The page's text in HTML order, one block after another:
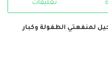
RSS
تعليقات
لمنفعتي الطفولة وكبار